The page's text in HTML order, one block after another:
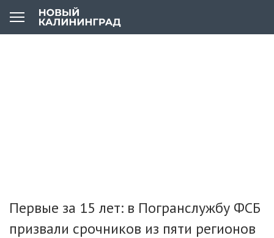
Первые за 15 лет: в Погранслужбу ФСБ
призвали срочников из пяти регионов